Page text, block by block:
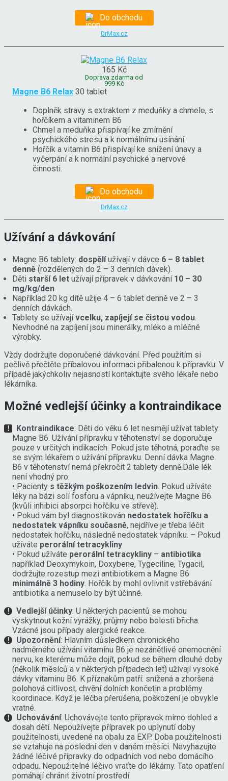
Do obchodu
DrMax.cz
165 Kč
Doprava zdarma od
999 Kč
Magne B6 Relax 30 tablet
Doplněk stravy s extraktem z meduňky a chmele, s
hořčíkem a vitaminem B6
Chmel a meduňka přispívají ke zmírnění
psychického stresu a k normálnímu usínání.
Hořčík a vitamin B6 přispívají ke snížení únavy a
vyčerpání a k normální psychické a nervové
činnosti.
Do obchodu
DrMax.cz
Užívání a dávkování
Magne B6 tablety: dospělíužívají v dávce 6 – 8 tablet
denně (rozdělených do 2 – 3 denních dávek).
Děti starší 6 let užívají přípravek v dávkování 10 – 30
mg/kg/den.
Například 20 kg dítě užije 4 – 6 tablet denně ve 2 – 3
denních dávkách.
Tablety se užívajívcelku, zapíjejí se čistou vodou.
Nevhodné na zapíjení jsou minerálky, mléko a mléčné
výrobky.
Vždy dodržujte doporučené dávkování. Před použitím si
pečlivě přečtěte příbalovou informaci přibalenou k přípravku. V
případě jakýchkoliv nejasností kontaktujte svého lékaře nebo
lékárníka.
Možné vedlejší účinky a kontraindikace
Kontraindikace: Děti do věku 6 let nesmějí užívat tablety
Magne B6. Užívání přípravku v těhotenství se doporučuje
pouze v určitých indikacích. Pokud jste těhotná, poraďte se
se svým lékařem o užívání přípravku. Denní dávka Magne
B6 v těhotenství nemá překročit 2 tablety denně.Dále lék
není vhodný pro:
• Pacienty s těžkým poškozením ledvin . Pokud užíváte
léky na bázi solí fosforu a vápníku, neužívejte Magne B6
(kvůli inhibici absorpci hořčíku ve střevě).
• Pokud vám byl diagnostikován nedostatek hořčíku a
nedostatek vápníku současně, nejdříve je třeba léčit
nedostatek hořčíku, následně nedostatek vápníku. – Pokud
užíváte perorální tetracykliny
• Pokud užíváte perorální tetracykliny – antibiotika
například Deoxymykoin, Doxybene, Tygeciline, Tygacil,
dodržujte rozestup mezi antibiotikem a Magne B6
minimálně 3 hodiny . Hořčík by mohl ovlivnit vstřebávání
antibiotika a nemuselo by být účinné.
Vedlejší účinky: U některých pacientů se mohou
vyskytnout kožní vyrážky, průjmy nebo bolesti břicha.
Vzácné jsou případy alergické reakce.
Upozornění: Hlavním důsledkem chronického
nadměrného užívání vitamínu B6 je nezánětlivé onemocnění
nervu, ke kterému může dojít, pokud se během dlouhé doby
(několik měsíců a v některých případech let) užívají vysoké
dávky vitaminu B6. K příznakům patří: snížená a zhoršená
polohová citlivost, chvění dolních končetin a problémy
koordinace. Když je léčba přerušena, poškození je obvykle
vratné.
Uchovávání: Uchovávejte tento přípravek mimo dohled a
dosah dětí. Nepoužívejte přípravek po uplynutí doby
použitelnosti, uvedené na obalu za EXP. Doba použitelnosti
se vztahuje na poslední den v daném měsíci. Nevyhazujte
žádné léčivé přípravky do odpadních vod nebo domácího
odpadu. Nepoužitelné léčivo vraťte do lékárny. Tato opatření
pomáhají chránit životní prostředí.